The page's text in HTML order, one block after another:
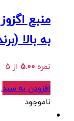
به بالا
نمره5.00 از 5
افزودن به سبد.
ناموجود